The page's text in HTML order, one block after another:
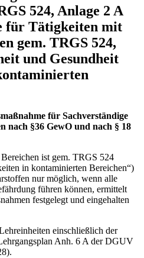
524, Anlage 2 A
für Tätigkeiten mit
gem. TRGS 524,
und Gesundheit
für Sachverständige
nach §36 GewO und nach § 18
ist gem. TRGS 524
in kontaminierten Bereichen“)
nur möglich, wenn alle
führen können, ermittelt
festgelegt und eingehalten
einschließlich der
Anh. 6 A der DGUV